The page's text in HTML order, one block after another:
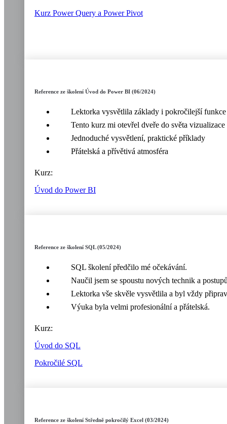
Kurz Power Query a Power Pivot
Reference ze školení Úvod do Power BI (06/2024)
Lektorka vysvětlila základy i pokročilejší funkce
Tento kurz mi otevřel dveře do světa vizualizace
Jednoduché vysvětlení, praktické příklady
Přátelská a přívětivá atmosféra
Kurz:
Úvod do Power BI
Reference ze školení SQL (05/2024)
SQL školení předčilo mé očekávání.
Naučil jsem se spoustu nových technik a
Lektorka vše skvěle vysvětlila a byl vždy
Výuka byla velmi profesionální a přátelská.
Kurz:
Úvod do SQL
Pokročilé SQL
Reference ze školení Středně pokročilý Excel (03/2024)